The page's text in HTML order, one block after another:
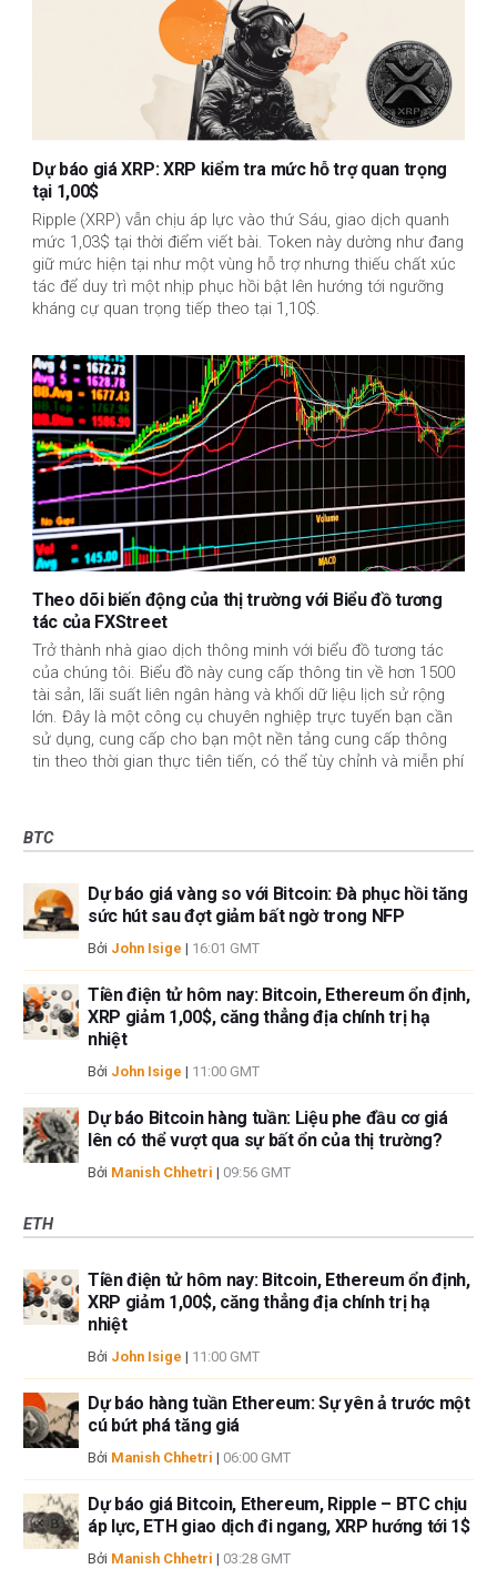
Dự báo giá XRP: XRP kiểm tra mức hỗ trợ quan trọng
tại 1,00$
Ripple (XRP) vẫn chịu áp lực vào thứ Sáu, giao dịch quanh
mức 1,03$ tại thời điểm viết bài. Token này dường như đang
giữ mức hiện tại như một vùng hỗ trợ nhưng thiếu chất xúc
tác để duy trì một nhịp phục hồi bật lên hướng tới ngưỡng
kháng cự quan trọng tiếp theo tại 1,10$.
Theo dõi biến động của thị trường với Biểu đồ tương
tác của FXStreet
Trở thành nhà giao dịch thông minh với biểu đồ tương tác
của chúng tôi. Biểu đồ này cung cấp thông tin về hơn 1500
tài sản, lãi suất liên ngân hàng và khối dữ liệu lịch sử rộng
lớn. Đây là một công cụ chuyên nghiệp trực tuyến bạn cần
sử dụng, cung cấp cho bạn một nền tảng cung cấp thông
tin theo thời gian thực tiên tiến, có thể tùy chỉnh và miễn phí
BTC
Dự báo giá vàng so với Bitcoin: Đà phục hồi tăng
sức hút sau đợt giảm bất ngờ trong NFP
Bởi John Isige | 16:01 GMT
Tiền điện tử hôm nay: Bitcoin, Ethereum ổn định,
XRP giảm 1,00$, căng thẳng địa chính trị hạ
nhiệt
Bởi John Isige | 11:00 GMT
Dự báo Bitcoin hàng tuần: Liệu phe đầu cơ giá
lên có thể vượt qua sự bất ổn của thị trường?
Bởi Manish Chhetri | 09:56 GMT
ETH
Tiền điện tử hôm nay: Bitcoin, Ethereum ổn định,
XRP giảm 1,00$, căng thẳng địa chính trị hạ
nhiệt
Bởi John Isige | 11:00 GMT
Dự báo hàng tuần Ethereum: Sự yên ả trước một
cú bứt phá tăng giá
Bởi Manish Chhetri | 06:00 GMT
Dự báo giá Bitcoin, Ethereum, Ripple – BTC chịu
áp lực, ETH giao dịch đi ngang, XRP hướng tới 1$
Bởi Manish Chhetri | 03:28 GMT